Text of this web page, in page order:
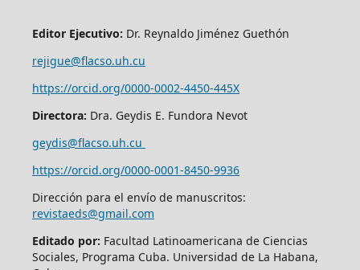
Editor Ejecutivo: Dr. Reynaldo Jiménez Guethón
rejigue@flacso.uh.cu
https://orcid.org/0000-0002-4450-445X
Directora: Dra. Geydis E. Fundora Nevot
geydis@flacso.uh.cu
https://orcid.org/0000-0001-8450-9936
Dirección para el envío de manuscritos:
revistaeds@gmail.com
Editado por: Facultad Latinoamericana de Ciencias
Sociales, Programa Cuba. Universidad de La Habana,